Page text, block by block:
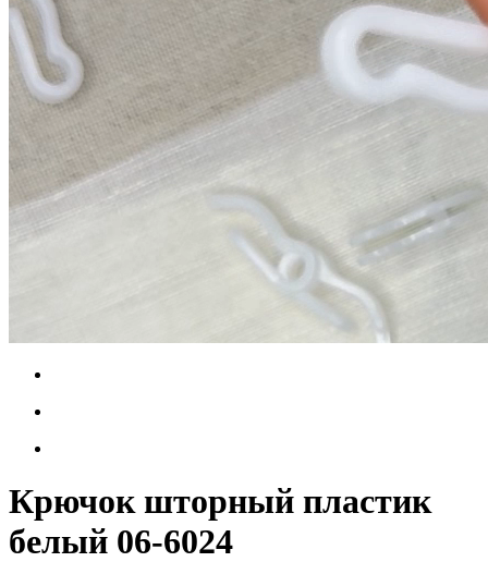
Крючок шторный пластик
белый 06-6024